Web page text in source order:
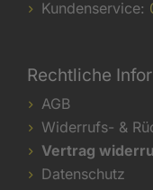
Kundenservice:
Rechtliche
AGB
Widerrufs- &
Vertrag
Datenschutz